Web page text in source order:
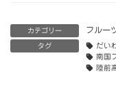
カテゴリー フルー
タグ だい
南国
陸前